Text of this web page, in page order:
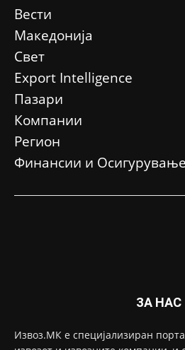
Вести
Македонија
Свет
Еxport Intelligence
Пазари
Компании
Регион
Финансии и Осигурување
ЗА НАС
Извоз.МК е специјализиран